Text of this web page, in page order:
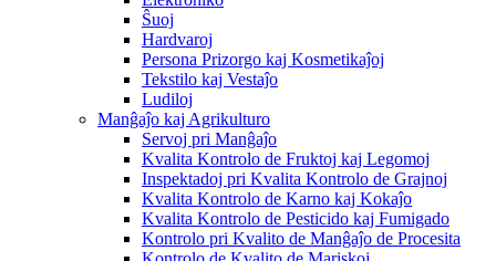
Ŝuoj
Hardvaroj
Persona Prizorgo kaj Kosmetikaĵoj
Tekstilo kaj Vestaĵo
Ludiloj
Manĝaĵo kaj Agrikulturo
Servoj pri Manĝaĵo
Kvalita Kontrolo de Fruktoj kaj Legomoj
Inspektadoj pri Kvalita Kontrolo de Grajnoj
Kvalita Kontrolo de Karno kaj Kokaĵo
Kvalita Kontrolo de Pesticido kaj Fumigado
Kontrolo pri Kvalito de Manĝaĵo de Procesita